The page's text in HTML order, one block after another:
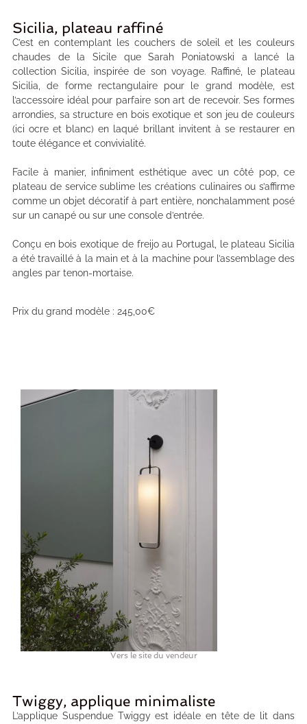
Sicilia, plateau raffiné
C’est en contemplant les couchers de soleil et les couleurs
chaudes de la Sicile que Sarah Poniatowski a lancé la
collection Sicilia, inspirée de son voyage. Raffiné, le plateau
Sicilia, de forme rectangulaire pour le grand modèle, est
l’accessoire idéal pour parfaire son art de recevoir. Ses formes
arrondies, sa structure en bois exotique et son jeu de couleurs
(ici ocre et blanc) en laqué brillant invitent à se restaurer en
toute élégance et convivialité.
Facile à manier, infiniment esthétique avec un côté pop, ce
plateau de service sublime les créations culinaires ou s’affirme
comme un objet décoratif à part entière, nonchalamment posé
sur un canapé ou sur une console d’entrée.
Conçu en bois exotique de freijo au Portugal, le plateau Sicilia
a été travaillé à la main et à la machine pour l’assemblage des
angles par tenon-mortaise.
Prix du grand modèle : 245,00€
Vers le site du vendeur
Twiggy, applique minimaliste
L’applique Suspendue Twiggy est idéale en tête de lit dans